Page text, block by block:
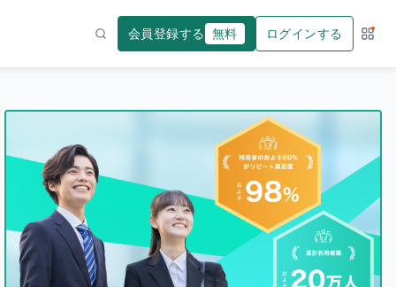
会員登録する 無料 ログインする サー